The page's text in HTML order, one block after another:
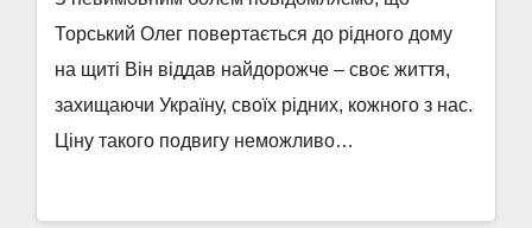
Торський Олег повертається до рідного дому
на щиті Він віддав найдорожче – своє життя,
захищаючи Україну, своїх рідних, кожного з нас.
Ціну такого подвигу неможливо…